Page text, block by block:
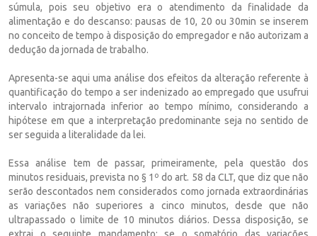
súmula, pois seu objetivo era o atendimento da finalidade da
alimentação e do descanso: pausas de 10, 20 ou 30min se inserem
no conceito de tempo à disposição do empregador e não autorizam a
dedução da jornada de trabalho.
Apresenta-se aqui uma análise dos efeitos da alteração referente à
quantificação do tempo a ser indenizado ao empregado que usufrui
intervalo intrajornada inferior ao tempo mínimo, considerando a
hipótese em que a interpretação predominante seja no sentido de
ser seguida a literalidade da lei.
Essa análise tem de passar, primeiramente, pela questão dos
minutos residuais, prevista no § 1º do art. 58 da CLT, que diz que não
serão descontados nem considerados como jornada extraordinárias
as variações não superiores a cinco minutos, desde que não
ultrapassado o limite de 10 minutos diários. Dessa disposição, se
extrai o seguinte mandamento: se o somatório das variações